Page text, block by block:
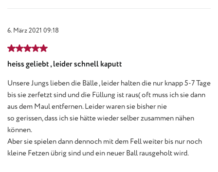
6. März 2021 09:18
Bewertung mit 5 von 5 Sternen
heiss geliebt , leider schnell kaputt
Unsere Jungs lieben die Bälle , leider halten die nur knapp 5-7 Tage
bis sie zerfetzt sind und die Füllung ist raus( oft muss ich sie dann
aus dem Maul entfernen. Leider waren sie bisher nie
so gerissen, dass ich sie hätte wieder selber zusammen nähen
können.
Aber sie spielen dann dennoch mit dem Fell weiter bis nur noch
kleine Fetzen übrig sind und ein neuer Ball rausgeholt wird.